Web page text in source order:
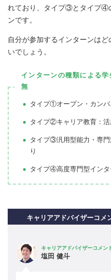
れており、タイプ③とタイプ④
ンです。
自分が参加するインターンは
いでしょう。
インターンの種類による
無
タイプ①オープン・カンパ
タイプ②キャリア教育：活
タイプ③汎用型能力・専
り
タイプ④高度専門型インタ
キャリアアドバイザーコメ
キャリアアドバイザーコメン
塩田 健斗